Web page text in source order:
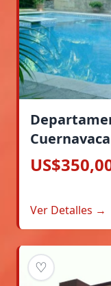
Ver Detalles →
♡